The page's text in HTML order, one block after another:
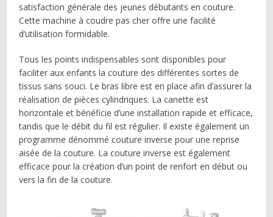
satisfaction générale des jeunes débutants en couture.
Cette machine à coudre pas cher offre une facilité
d’utilisation formidable.
Tous les points indispensables sont disponibles pour
faciliter aux enfants la couture des différentes sortes de
tissus sans souci. Le bras libre est en place afin d’assurer la
réalisation de pièces cylindriques. La canette est
horizontale et bénéficie d’une installation rapide et efficace,
tandis que le débit du fil est régulier. Il existe également un
programme dénommé couture inverse pour une reprise
aisée de la couture. La couture inverse est également
efficace pour la création d’un point de renfort en début ou
vers la fin de la couture.